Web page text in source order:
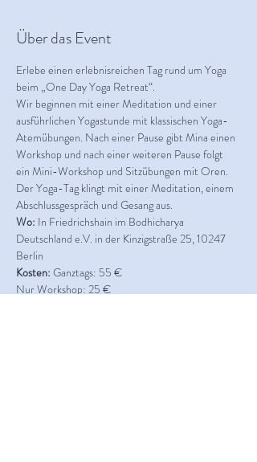
Über das Event
Erlebe einen erlebnisreichen Tag rund um Yoga
beim „One Day Yoga Retreat“.
Wir beginnen mit einer Meditation und einer
ausführlichen Yogastunde mit klassischen Yoga-
Atemübungen. Nach einer Pause gibt Mina einen
Workshop und nach einer weiteren Pause folgt
ein Mini-Workshop und Sitzübungen mit Oren.
Der Yoga-Tag klingt mit einer Meditation, einem
Abschlussgespräch und Gesang aus.
Wo: In Friedrichshain im Bodhicharya
Deutschland e.V. in der Kinzigstraße 25, 10247
Berlin
Kosten: Ganztags: 55 €
Nur Workshop: 25 €